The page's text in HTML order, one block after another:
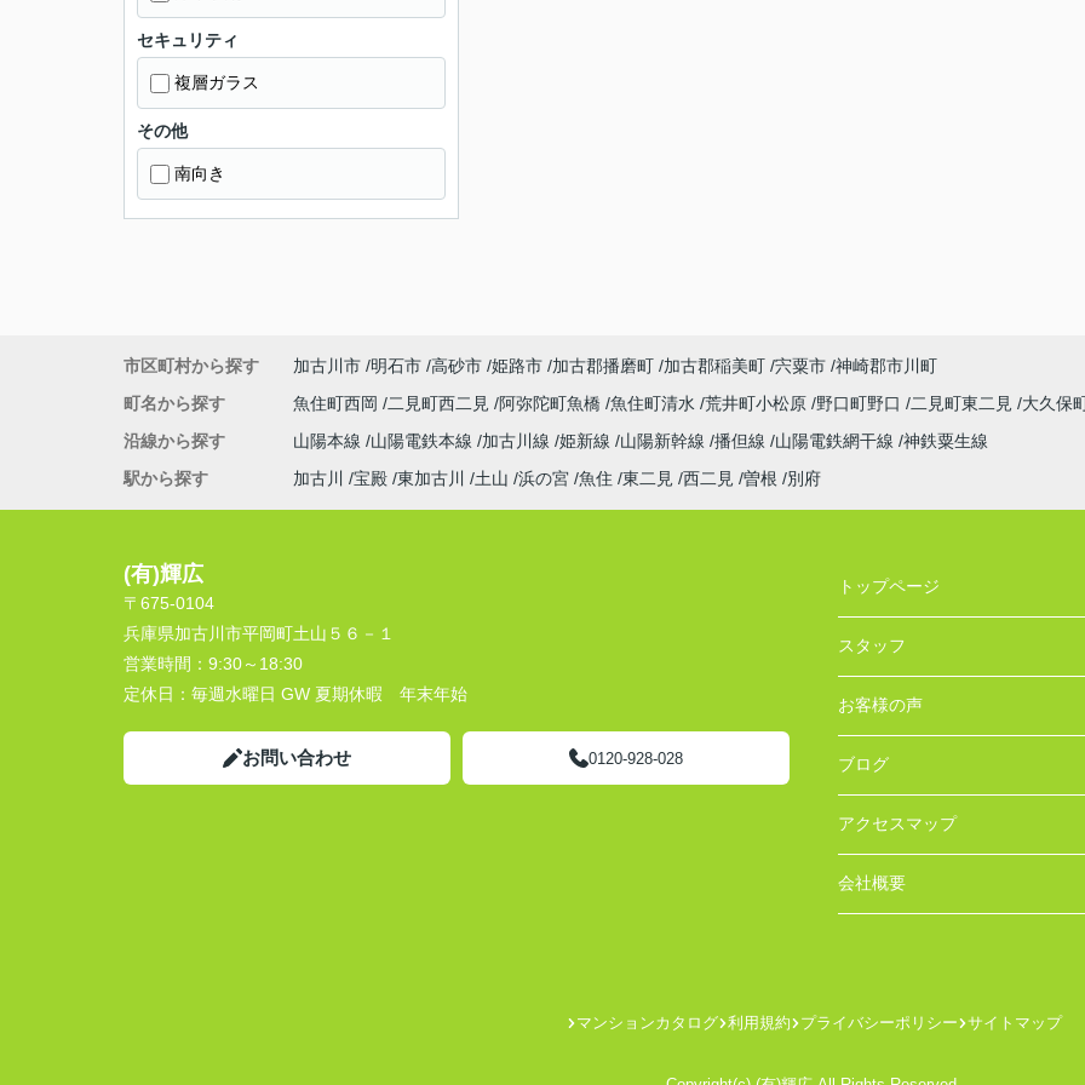
セキュリティ
複層ガラス
その他
南向き
市区町村から探す 加古川市 明石市 高砂市 姫路市 加古郡播磨町 加古郡稲美町 宍粟市 神崎郡市川町
町名から探す
魚住町西岡 二見町西二見 阿弥陀町魚橋 魚住町清水 荒井町小松原 野口町野口 二見町東二見 大久保
沿線から探す
山陽本線 山陽電鉄本線 加古川線 姫新線 山陽新幹線 播但線 山陽電鉄網干線 神鉄粟生線
駅から探す
加古川 宝殿 東加古川 土山 浜の宮 魚住 東二見 西二見 曽根 別府
(有)輝広
〒675-0104
兵庫県加古川市平岡町土山５６－１
営業時間： 9:30～18:30
定休日： 毎週水曜日 GW 夏期休暇 年末年始
お問い合わせ 0120-928-028
トップページ
スタッフ
お客様の声
ブログ
アクセスマップ
会社概要
マンションカタログ 利用規約 プライバシーポリシー サイトマップ